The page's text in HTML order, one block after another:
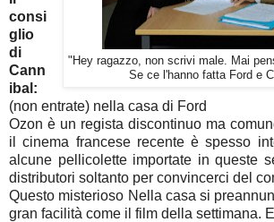
"Hey ragazzo, non scrivi male. Mai
Se ce l'hanno fatta Ford e
consi
glio
di
Cann
ibal:
(non entrate) nella casa di Ford
Ozon è un regista discontinuo ma
il cinema francese recente è spesso
alcune pellicolette importate in queste
distributori soltanto per convincerci del
Questo misterioso Nella casa si
gran facilità come il film della settimana.